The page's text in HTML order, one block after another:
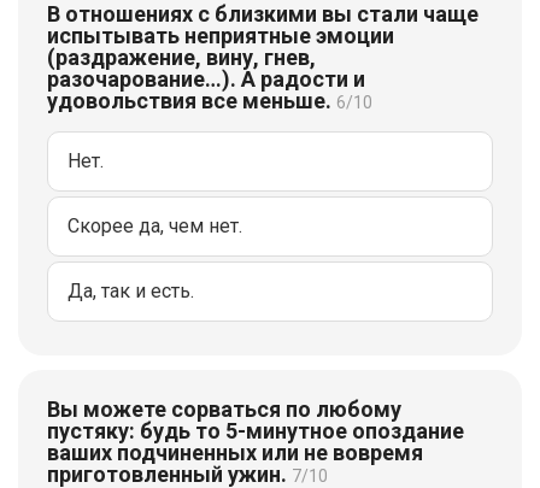
В отношениях с близкими вы стали чаще
испытывать неприятные эмоции
(раздражение, вину, гнев,
разочарование…). А радости и
удовольствия все меньше. 6/10
Нет.
Скорее да, чем нет.
Да, так и есть.
Вы можете сорваться по любому
пустяку: будь то 5-минутное опоздание
ваших подчиненных или не вовремя
приготовленный ужин. 7/10